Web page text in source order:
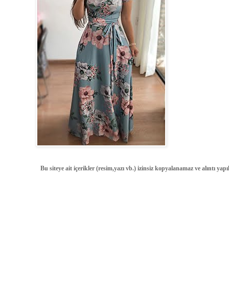
Bu siteye ait içerikler (resim,yazı vb.) izinsiz kopyalanamaz ve alıntı